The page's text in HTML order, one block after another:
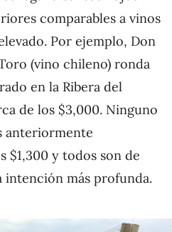
comparables a vinos
Por ejemplo, Don
(vino chileno) ronda
en la Ribera del
de los $3,000. Ninguno
anteriormente
$1,300 y todos son de
intención más profunda.